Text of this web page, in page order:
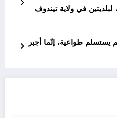
في ولاية تيندوف
يستسلم طواعية، إنّما أجبر